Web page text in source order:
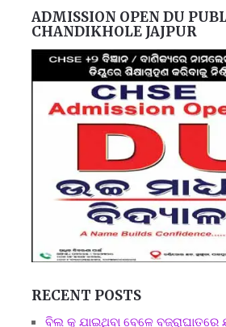
ADMISSION OPEN DU
CHANDIKHOLE JAJPUR
RECENT POSTS
ବିଲ କୁ ଯାଇଥିବା ବେଳେ ବଜ୍ରାଘାତରେ